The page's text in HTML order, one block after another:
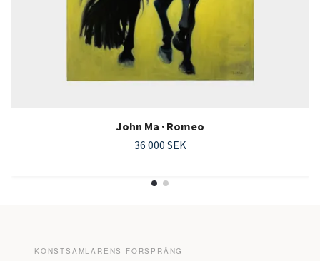
John Ma · Romeo
36 000 SEK
KONSTSAMLARENS FÖRSPRÅNG